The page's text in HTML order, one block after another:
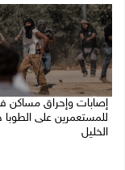
إصابات وإحراق مساكن
للمستعمرين على
الخليل